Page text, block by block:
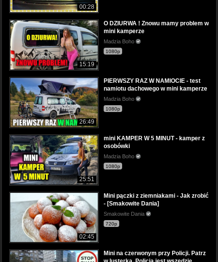
00:28
15:19
O DZIURWA ! Znowu mamy problem w
mini kamperze
Madzia Boho
1080p
26:49
PIERWSZY RAZ W NAMIOCIE - test
namiotu dachowego w mini kamperze
Madzia Boho
1080p
25:51
mini KAMPER W 5 MINUT - kamper z
osobówki
Madzia Boho
1080p
02:45
Mini pączki z ziemniakami - Jak zrobić
- [Smakowite Dania]
Smakowite Dania
720p
Mini na czerwonym przy Policji. Patrz